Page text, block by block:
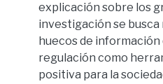
explicación sobre los
investigación se
huecos de información
regulación como
positiva para la